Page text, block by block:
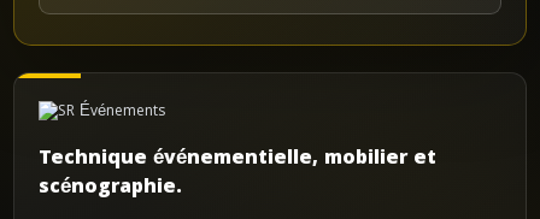
Technique événementielle, mobilier et
scénographie.